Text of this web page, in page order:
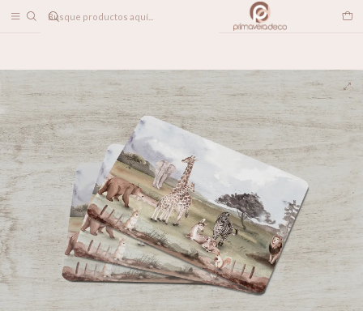
Individual Bosque Encantado